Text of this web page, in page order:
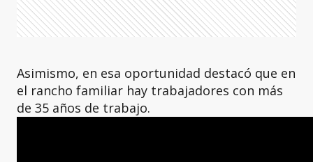
Asimismo, en esa oportunidad destacó que en
el rancho familiar hay trabajadores con más
de 35 años de trabajo.